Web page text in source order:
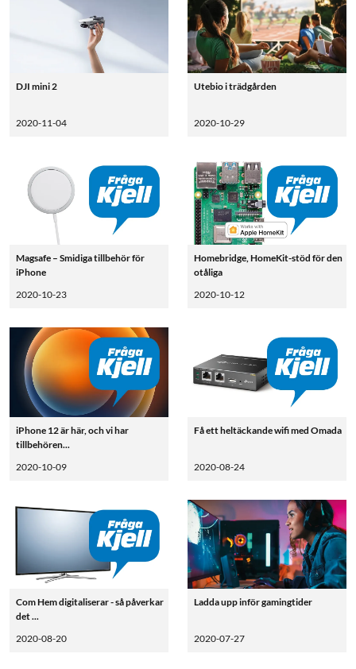
DJI mini 2
2020-11-04
Utebio i trädgården
2020-10-29
Magsafe – Smidiga tillbehör för
iPhone
2020-10-23
Homebridge, HomeKit-stöd för den
otåliga
2020-10-12
iPhone 12 är här, och vi har
tillbehören...
2020-10-09
Få ett heltäckande wifi med Omada
2020-08-24
Com Hem digitaliserar - så påverkar
det ...
2020-08-20
Ladda upp inför gamingtider
2020-07-27